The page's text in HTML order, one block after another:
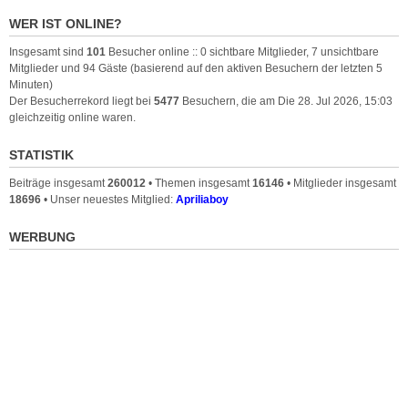
WER IST ONLINE?
Insgesamt sind 101 Besucher online :: 0 sichtbare Mitglieder, 7 unsichtbare
Mitglieder und 94 Gäste (basierend auf den aktiven Besuchern der letzten 5
Minuten)
Der Besucherrekord liegt bei 5477 Besuchern, die am Die 28. Jul 2026, 15:03
gleichzeitig online waren.
STATISTIK
Beiträge insgesamt260012 • Themen insgesamt16146 • Mitglieder insgesamt
18696 • Unser neuestes Mitglied: Apriliaboy
WERBUNG